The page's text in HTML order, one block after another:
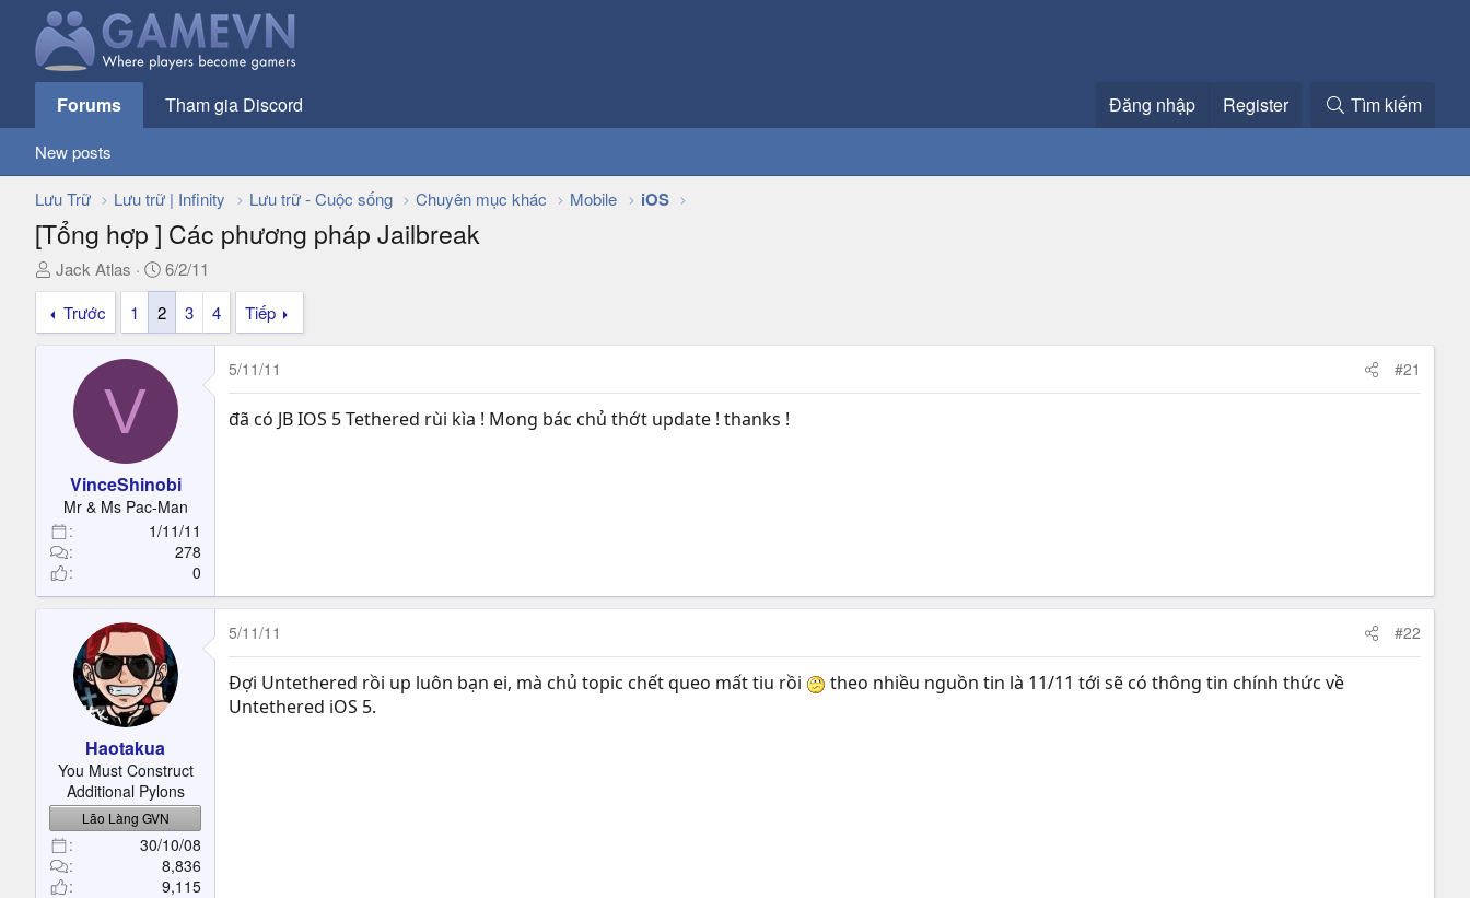
Forums Tham gia Discord Đăng nhập Register Tìm kiếm
New posts
Lưu Trữ Lưu trữ | Infinity Lưu trữ - Cuộc sống Chuyên mục khác Mobile iOS
[Tổng hợp ] Các phương pháp Jailbreak
T
h
e
e
r
Jack Atlas
N
g
à
y
ử
6/2/11
Trước
1 2 3 4 Tiếp
V
VinceShinobi
Mr & Ms Pac-Man
1/11/11
278
0
5/11/11 #21
đã có JB IOS 5 Tethered rùi kìa ! Mong bác chủ thớt update ! thanks !
Haotakua
You Must Construct
Additional Pylons
Lão Làng GVN
30/10/08
8,836
9,115
5/11/11 #22
Đợi Untethered rồi up luôn bạn ei, mà chủ topic chết queo mất tiu rồi
theo nhiều nguồn tin là 11/11 tới sẽ có thông tin chính thức về
Untethered iOS 5.